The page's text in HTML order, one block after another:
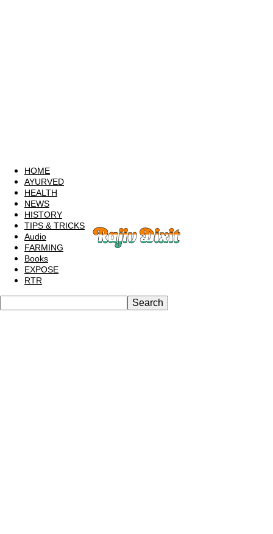
HOME
AYURVED
HEALTH
NEWS
HISTORY
TIPS & TRICKS
Audio
FARMING
Books
EXPOSE
RTR